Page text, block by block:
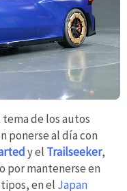
tema de los autos
ponerse al día con
y el Trailseeker,
por mantenerse en
en el Japan